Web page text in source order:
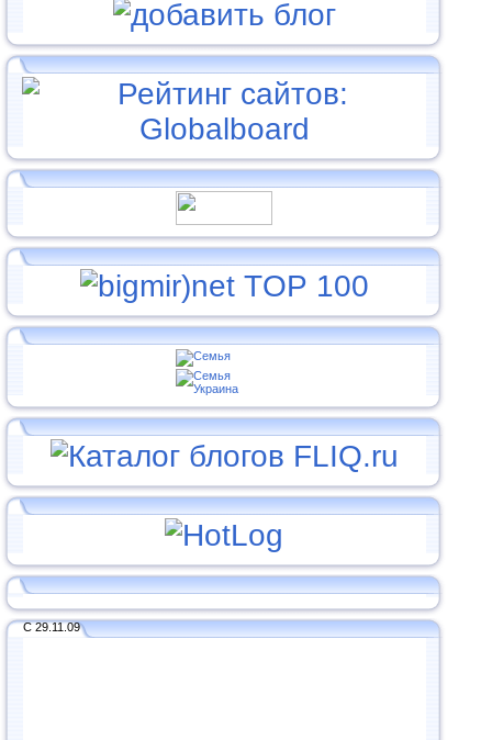
С 29.11.09